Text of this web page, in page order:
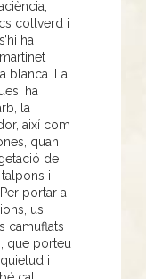
collverd i
ha
blanca. La
ha
la
així com
quan
de
i
portar a
us
camuflats
que porteu
i